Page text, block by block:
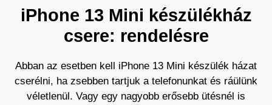
iPhone 13 Mini készülékház
csere: rendelésre
Abban az esetben kell iPhone 13 Mini készülék házat
cserélni, ha zsebben tartjuk a telefonunkat és ráülünk
véletlenül. Vagy egy nagyobb erősebb ütésnél is